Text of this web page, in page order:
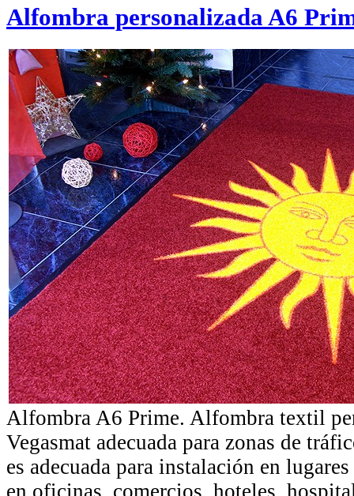
Alfombra personalizada A6
Alfombra A6 Prime. Alfombra textil
Vegasmat adecuada para zonas de
es adecuada para instalación en